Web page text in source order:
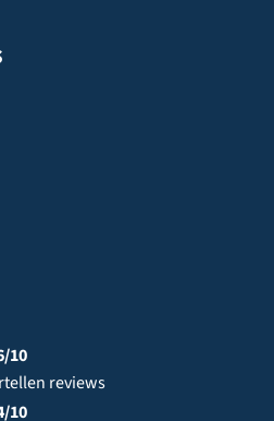
/10
reviews
/10